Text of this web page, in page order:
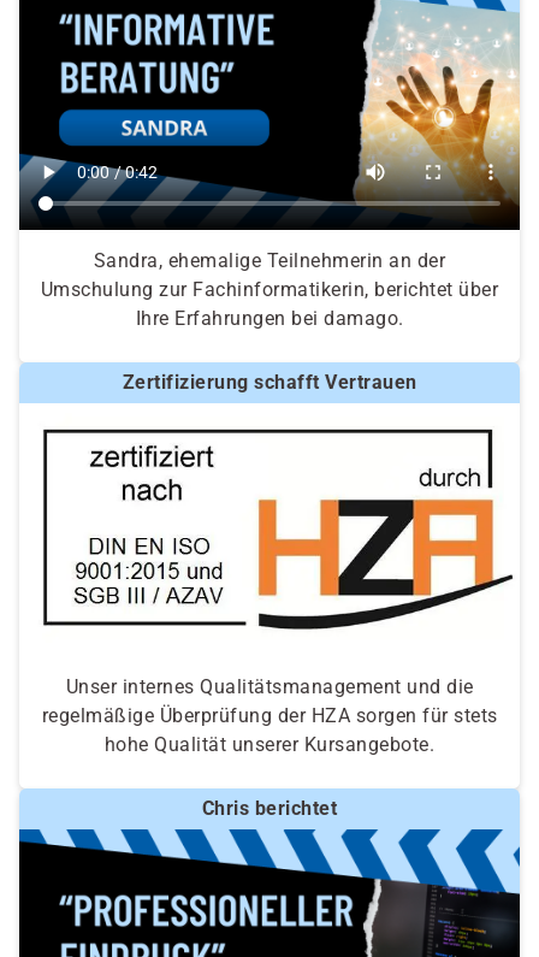
Sandra, ehemalige Teilnehmerin an der
Umschulung zur Fachinformatikerin, berichtet über
Ihre Erfahrungen bei damago.
Zertifizierung schafft Vertrauen
Unser internes Qualitätsmanagement und die
regelmäßige Überprüfung der HZA sorgen für stets
hohe Qualität unserer Kursangebote.
Chris berichtet